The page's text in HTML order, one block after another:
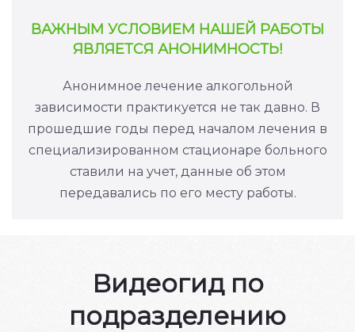
ВАЖНЫМ УСЛОВИЕМ НАШЕЙ РАБОТЫ
ЯВЛЯЕТСЯ АНОНИМНОСТЬ!
Анонимное лечение алкогольной
зависимости практикуется не так давно. В
прошедшие годы перед началом лечения в
специализированном стационаре больного
ставили на учет, данные об этом
передавались по его месту работы.
Видеогид по
подразделению